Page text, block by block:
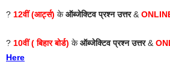
? 12वीं (आर्ट्स) केऑब्जेक्टिव प्रश्न उत्तर&
? 10वीं ( बिहार बोर्ड) केऑब्जेक्टिव प्रश्न उत्तर&
Here